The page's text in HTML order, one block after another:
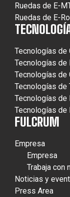
Ruedas de E-
Ruedas de E-
Tecnologías de
Tecnologías de
Tecnologías de
Tecnologías de
Tecnologías de
Tecnologías de
FULCRUM
Empresa
Empresa
Trabaja con
Noticias y
Press Area